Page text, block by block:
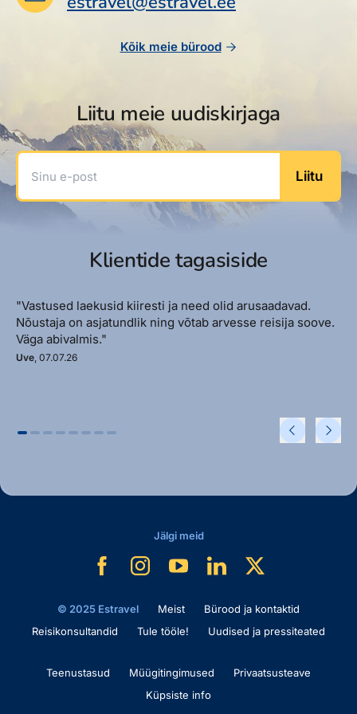
Reisitarvete e-pood
Kuldkaart
Platinum Club
Boonuspunktid
Meist
Kontaktid
Reisikonsultandi teenus
Tule tööle
Uudised
Kõik meie bürood
Liitu meie uudiskirjaga
Sinu e-post
Liitu
Klientide tagasiside
"Vastused laekusid kiiresti ja need olid arusaadavad.
Nõustaja on asjatundlik ning võtab arvesse reisija soove.
Väga abivalmis."
Uve, 07.07.26
© 2025 Estravel Meist
Bürood ja kontaktid
Reisikonsultandid
Tule tööle! Uudised ja pressiteated
Teenustasud Müügitingimused
Privaatsusteave
Küpsiste info
Jälgi meid